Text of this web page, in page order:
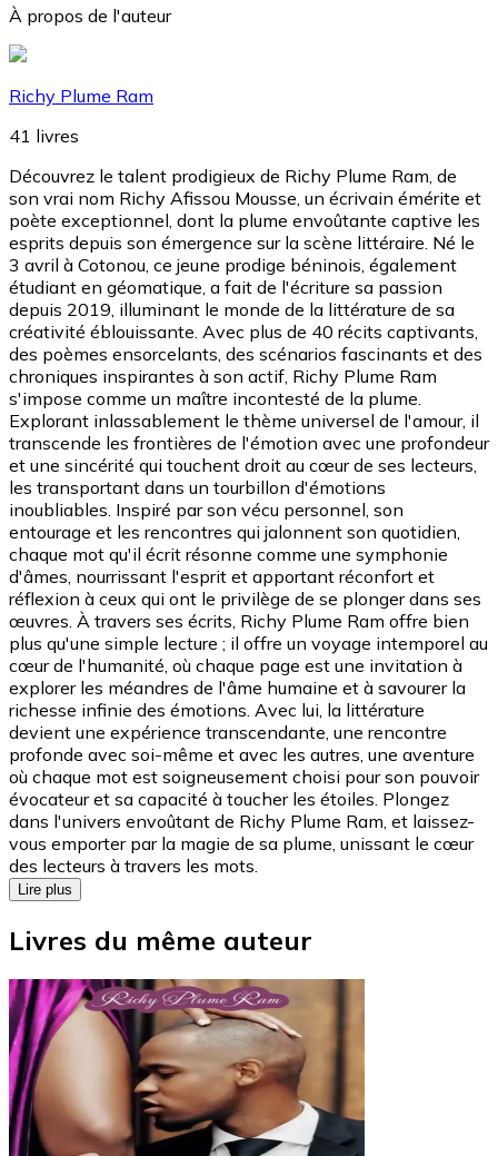
À propos de l'auteur
Richy Plume Ram
41 livres
Découvrez le talent prodigieux de Richy Plume Ram, de
son vrai nom Richy Afissou Mousse, un écrivain émérite et
poète exceptionnel, dont la plume envoûtante captive les
esprits depuis son émergence sur la scène littéraire. Né le
3 avril à Cotonou, ce jeune prodige béninois, également
étudiant en géomatique, a fait de l'écriture sa passion
depuis 2019, illuminant le monde de la littérature de sa
créativité éblouissante. Avec plus de 40 récits captivants,
des poèmes ensorcelants, des scénarios fascinants et des
chroniques inspirantes à son actif, Richy Plume Ram
s'impose comme un maître incontesté de la plume.
Explorant inlassablement le thème universel de l'amour, il
transcende les frontières de l'émotion avec une profondeur
et une sincérité qui touchent droit au cœur de ses lecteurs,
les transportant dans un tourbillon d'émotions
inoubliables. Inspiré par son vécu personnel, son
entourage et les rencontres qui jalonnent son quotidien,
chaque mot qu'il écrit résonne comme une symphonie
d'âmes, nourrissant l'esprit et apportant réconfort et
réflexion à ceux qui ont le privilège de se plonger dans ses
œuvres. À travers ses écrits, Richy Plume Ram offre bien
plus qu'une simple lecture ; il offre un voyage intemporel au
cœur de l'humanité, où chaque page est une invitation à
explorer les méandres de l'âme humaine et à savourer la
richesse infinie des émotions. Avec lui, la littérature
devient une expérience transcendante, une rencontre
profonde avec soi-même et avec les autres, une aventure
où chaque mot est soigneusement choisi pour son pouvoir
évocateur et sa capacité à toucher les étoiles. Plongez
dans l'univers envoûtant de Richy Plume Ram, et laissez-
vous emporter par la magie de sa plume, unissant le cœur
des lecteurs à travers les mots.
Lire plus
Livres du même auteur